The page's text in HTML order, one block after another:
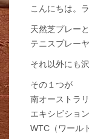
こんにちは。
天然芝プレー
テニスプレー
それ以外にも
その１つが
南オーストラ
エキシビショ
WTC（ワール